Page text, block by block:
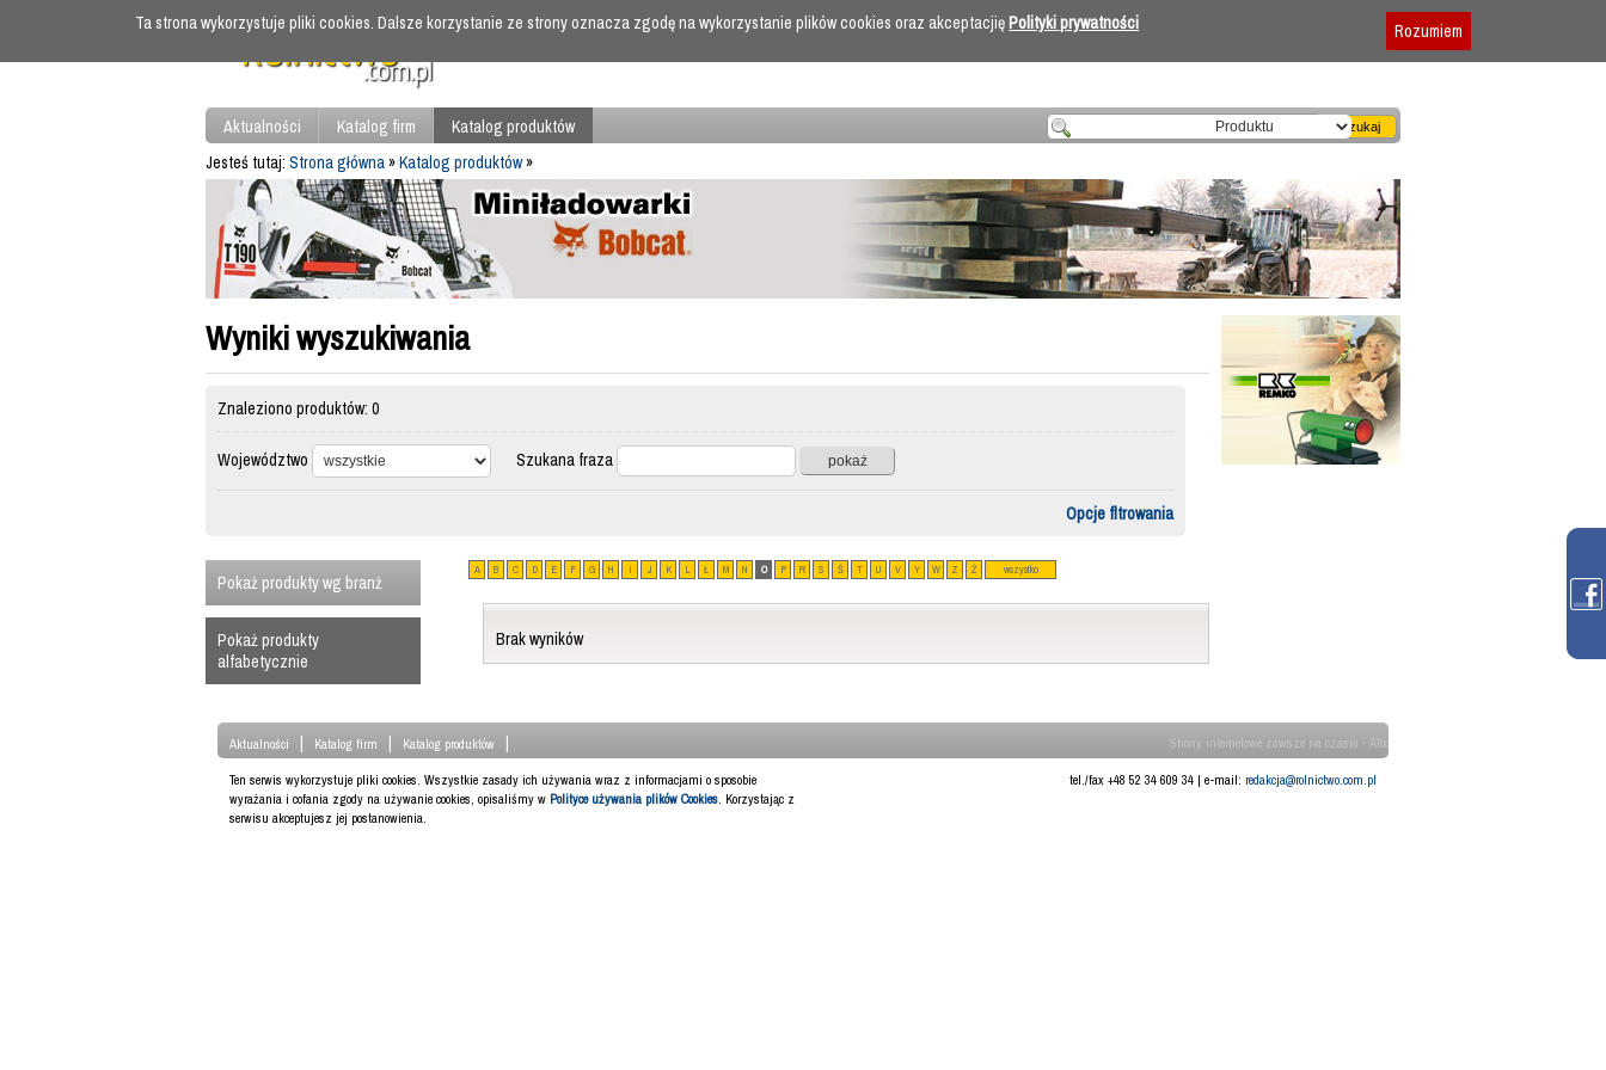
Regulamin
Aktualności Katalog firm
Katalog produktów
Jesteś tutaj: Strona główna»Katalog produktów»
Wyniki wyszukiwania
Znaleziono produktów: 0
Województwo Szukana fraza
Opcje fltrowania
Pokaż produkty wg branż
Pokaż produkty
alfabetycznie
A B C D E F G H I J K L Ł M N O P R S Ś T U V Y W Z Ż wszystko
Brak wyników
Aktualności | Katalog firm | Katalog produktów | Strony internetowe zawsze na czasie - ATcom
Ten serwis wykorzystuje pliki cookies. Wszystkie zasady ich używania wraz z informacjami o sposobie
wyrażania i cofania zgody na używanie cookies, opisaliśmy w Polityce używania plików Cookies. Korzystając z
serwisu akceptujesz jej postanowienia.
tel./fax +48 52 34 609 34 | e-mail: redakcja@rolnictwo.com.pl
Ta strona wykorzystuje pliki cookies. Dalsze korzystanie ze strony oznacza zgodę na wykorzystanie plików cookies oraz akceptacjięPolityki prywatności Rozumiem